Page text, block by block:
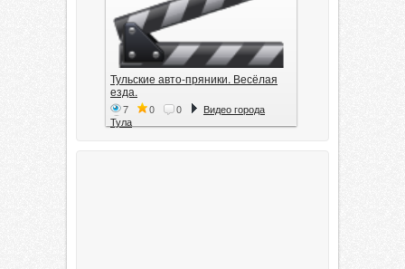
Тульские авто-пряники. Весёлая
езда.
7 0 0
Видео города
Тула